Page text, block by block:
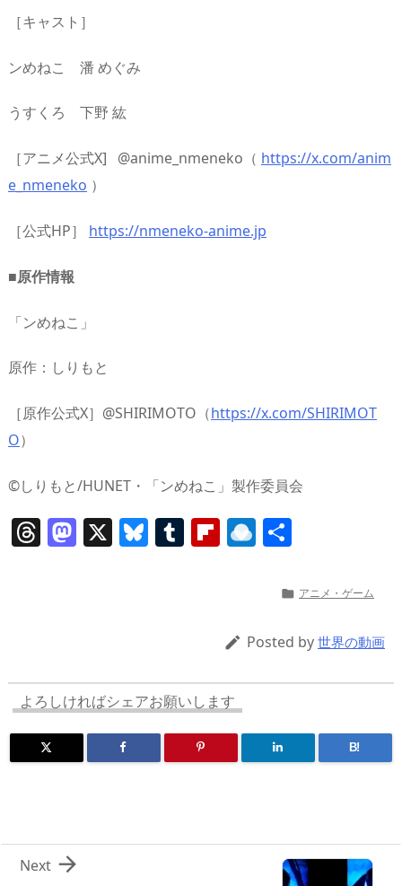
［キャスト］
ンめねこ 潘 めぐみ
うすくろ 下野 紘
［アニメ公式X] @anime_nmeneko（ https://x.com/anim
e_nmeneko ）
［公式HP］ https://nmeneko-anime.jp
■原作情報
「ンめねこ」
原作：しりもと
［原作公式X］@SHIRIMOTO（https://x.com/SHIRIMOT
O）
©︎しりもと/HUNET・「ンめねこ」製作委員会
T
s
M
o
n
X Bl T Fl
ar
d
R
ro
p.
 アニメ・ゲーム
 Posted by 世界の動画
よろしければシェアお願いします
B!

Next